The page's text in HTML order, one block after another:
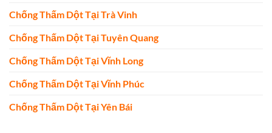
Chống Thấm Dột Tại Trà Vinh
Chống Thấm Dột Tại Tuyên Quang
Chống Thấm Dột Tại Vĩnh Long
Chống Thấm Dột Tại Vĩnh Phúc
Chống Thấm Dột Tại Yên Bái